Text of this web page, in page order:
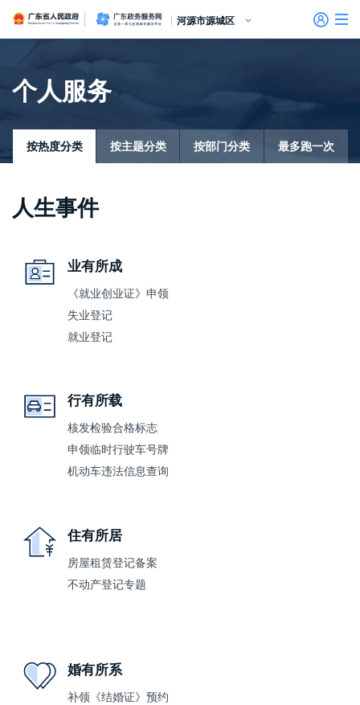
留言信箱
建言献策
信访相关法规
便民服务
百姓论坛
政府热线
网上调查
在线访谈
法律服务
领导信箱
未加载图片
政务微博
网络问政
意见征集
部门信箱
信访常见问题
信件回复
网上举报
公众监督
我要留言
广东省人民政府广东政务服务网
河源市源城区
个人服务
法人服务
效能监督
政民互动
个人服务
按热度分类 按主题分类 按部门分类 最多跑一次
人生事件
业有所成
《就业创业证》申领
失业登记
就业登记
行有所载
核发检验合格标志
申领临时行驶车号牌
机动车违法信息查询
住有所居
房屋租赁登记备案
不动产登记专题
婚有所系
补领《结婚证》预约